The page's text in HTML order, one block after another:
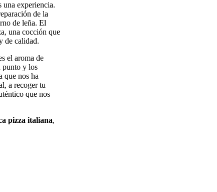
una experiencia.
de la
de leña. El
una cocción que
de calidad.
el aroma de
punto y los
que nos ha
a recoger tu
que nos
pizza italiana,